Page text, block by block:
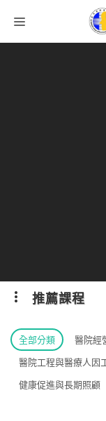
推薦課程
全部分類 醫院經
醫院工程與醫療人因
健康促進與長期照顧